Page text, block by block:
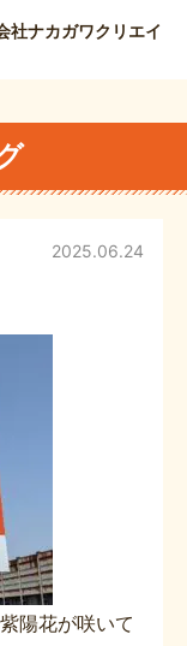
社ナカガワクリエイ
2025.06.24
陽花が咲いて